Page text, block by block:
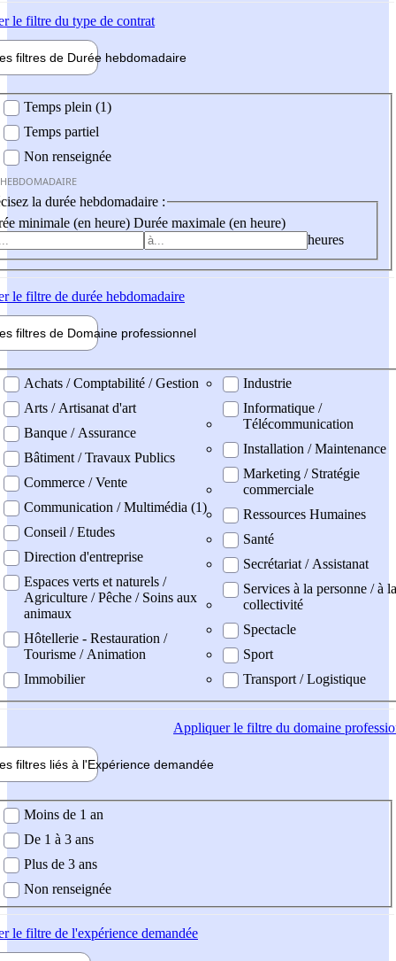
le filtre du type de contrat
filtres de Durée hebdomadaire
Temps plein (1)
Temps partiel
Non renseignée
la durée hebdomadaire :
minimale (en heure) Durée maximale (en heure)
heures
le filtre de durée hebdomadaire
filtres de Domaine professionnel
professionel
Achats / Comptabilité / Gestion
Arts / Artisanat d'art
Banque / Assurance
Bâtiment / Travaux Publics
Commerce / Vente
Communication / Multimédia (1)
Conseil / Etudes
Direction d'entreprise
Espaces verts et naturels /
Agriculture / Pêche / Soins aux
animaux
Hôtellerie - Restauration /
Tourisme / Animation
Immobilier
Industrie
Informatique /
Télécommunication
Installation / Maintenance
Marketing / Stratégie
commerciale
Ressources Humaines
Santé
Secrétariat / Assistanat
Services à la personne / à la
collectivité
Spectacle
Sport
Transport / Logistique
Appliquerle filtre du domaine
filtres liés à l'Expérience demandée
demandée
Moins de 1 an
De 1 à 3 ans
Plus de 3 ans
Non renseignée
le filtre de l'expérience demandée